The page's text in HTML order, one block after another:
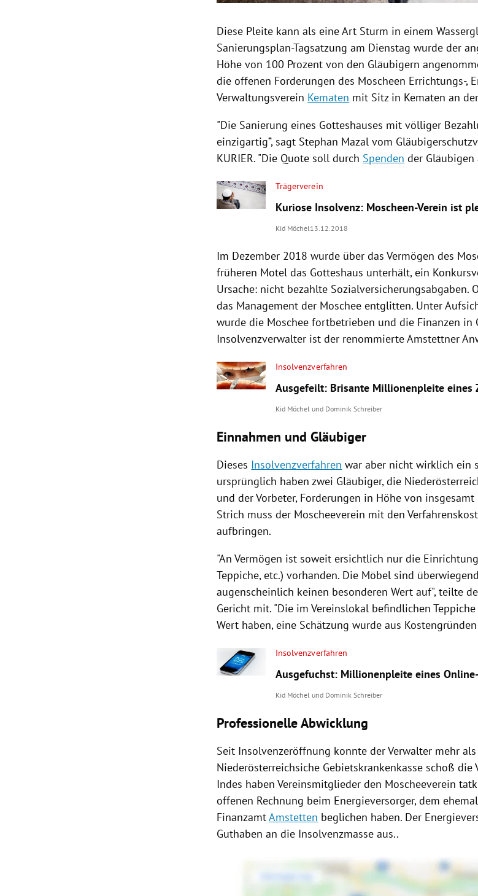
Diese Pleite kann als eine Art Sturm in einem
Sanierungsplan-Tagsatzung am Dienstag wurde der
Höhe von 100 Prozent von den Gläubigern
die offenen Forderungen des Moscheen Errichtungs-,
Verwaltungsverein Kematen mit Sitzin Kematen an
"Die Sanierung eines Gotteshauses mit völliger
einzigartig“, sagt Stephan Mazal vom
KURIER. "Die Quote soll durch Spenden der Gläubigen
Trägerverein
Kuriose Insolvenz: Moscheen-Verein ist
Kid Möchel13.12.2018
Im Dezember 2018 wurde über das Vermögen des
früheren Motel das Gotteshaus unterhält, ein
Ursache: nicht bezahlte Sozialversicherungsabgaben.
das Management der Moschee entglitten. Unter
wurde die Moschee fortbetrieben und die Finanzen in
Insolvenzverwalter ist der renommierte Amstettner
Insolvenzverfahren
Ausgefeilt: Brisante Millionenpleite eines
Kid Möchel und Dominik Schreiber
Einnahmen und Gläubiger
Dieses Insolvenzverfahren war aber nicht wirklich ein
ursprünglich haben zwei Gläubiger, die
und der Vorbeter, Forderungen in Höhe von
Strich muss der Moscheeverein mit den
aufbringen.
"An Vermögen ist soweit ersichtlich nur die
Teppiche, etc.) vorhanden. Die Möbel sind
augenscheinlich keinen besonderen Wert auf", teilte
Gericht mit. "Die im Vereinslokal befindlichen
Wert haben, eine Schätzung wurde aus
Insolvenzverfahren
Ausgefuchst: Millionenpleite eines
Kid Möchel und Dominik Schreiber
Professionelle Abwicklung
Seit Insolvenzeröffnung konnte der Verwalter mehr
Niederösterreichsiche Gebietskrankenkasse schoß
Indes haben Vereinsmitglieder den Moscheeverein
offenen Rechnung beim Energieversorger, dem
FinanzamtAmstetten beglichen haben. Der
Guthaben an die Insolvenzmasse aus..